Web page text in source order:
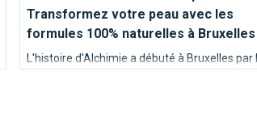
Transformez votre peau avec les
formules 100% naturelles à Bruxelles
L'histoire d'Alchimie a débuté à Bruxelles par